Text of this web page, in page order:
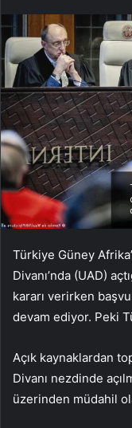
Türkiye Güney
Divanı’nda (UAD)
kararı verirken
devam ediyor. Peki
Açık kaynaklardan
Divanı nezdinde
üzerinden müdahil